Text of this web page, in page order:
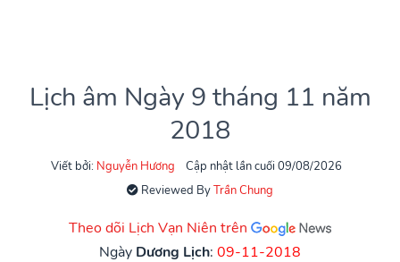
Lịch âm Ngày 9 tháng 11 năm
2018
Viết bởi: Nguyễn Hương
Cập nhật lần cuối 09/08/2026
Reviewed ByTrần Chung
Theo dõi Lịch Vạn Niên trên
Ngày Dương Lịch: 09-11-2018